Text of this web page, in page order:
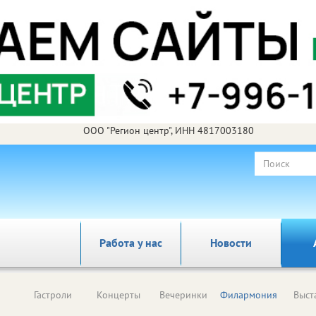
ООО "Регион центр", ИНН 4817003180
Работа у нас Новости
Гастроли Концерты Вечеринки Филармония